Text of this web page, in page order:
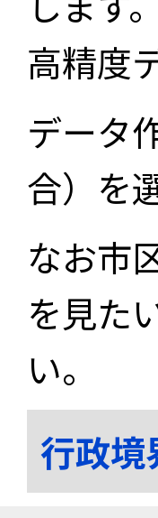
高精度
データ
合）を
なお市
を見た
い。
行政境